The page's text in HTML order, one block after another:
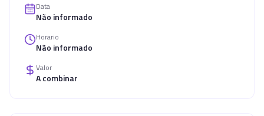
Data
Não informado
Horario
Não informado
Valor
A combinar